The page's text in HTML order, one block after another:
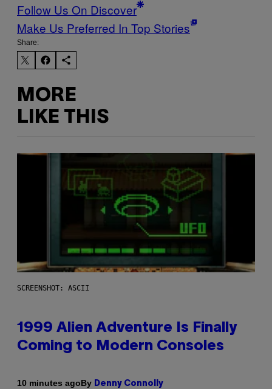
Follow Us On Discover
Make Us Preferred In Top Stories
Share:
MORE
LIKE THIS
SCREENSHOT: ASCII
1999 Alien Adventure Is Finally
Coming to Modern Consoles
10 minutes agoBy Denny Connolly